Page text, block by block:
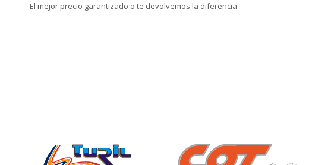
El mejor precio garantizado o te devolvemos la diferencia